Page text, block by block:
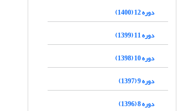
دوره 12 (1400)
دوره 11 (1399)
دوره 10 (1398)
دوره 9 (1397)
دوره 8 (1396)